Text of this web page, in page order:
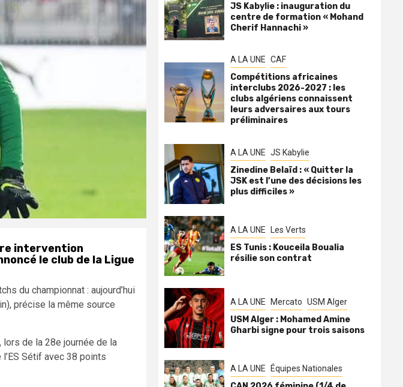
intervention
le club de la Ligue
du championnat : aujourd’hui
précise la même source
de la 28e journée de la
Sétif avec 38 points
JS Kabylie : inauguration du
centre de formation « Mohand
Cherif Hannachi »
A LA UNE CAF
Compétitions africaines
interclubs 2026-2027 : les
clubs algériens connaissent
leurs adversaires aux tours
préliminaires
A LA UNE JS Kabylie
Zinedine Belaïd : « Quitter la
JSK est l’une des décisions les
plus difficiles »
A LA UNE Les Verts
ES Tunis : Kouceila Boualia
résilie son contrat
A LA UNE Mercato USM Alger
USM Alger : Mohamed Amine
Gharbi signe pour trois saisons
A LA UNE Équipes Nationales